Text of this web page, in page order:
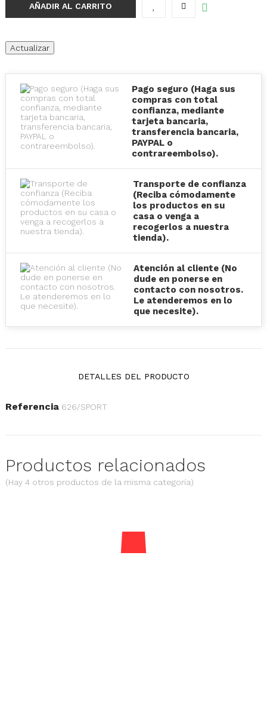
AÑADIR AL CARRITO
Pago seguro (Haga sus
compras con total
confianza, mediante
tarjeta bancaria,
transferencia bancaria,
PAYPAL o
contrareembolso).
Transporte de confianza
(Reciba cómodamente
los productos en su
casa o venga a
recogerlos a nuestra
tienda).
Atención al cliente (No
dude en ponerse en
contacto con nosotros.
Le atenderemos en lo
que necesite).
DETALLES DEL PRODUCTO
Referencia 626/SPORT
Productos relacionados
(Hay 4 otros productos de la misma categoría)
Bolas colores golf presents